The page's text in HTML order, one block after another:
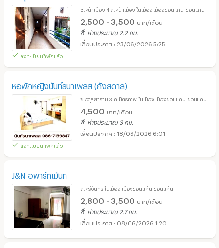
ลงทะเบียนที่พักแล้ว
ซ.หน้าเมือง 4 ถ.หน้าเมือง ในเมือง เมืองขอนแก่น ขอนแก่น
2,500 - 3,500 บาท/เดือน
ห่างประมาณ 2.2 กม.
23/06/2026 5:25
หอพักหญิงนันท์ธนาเพลส (กังสดาล)
ลงทะเบียนที่พักแล้ว
ซ.อดุลยาราม 3 ถ.มิตรภาพ ในเมือง เมืองขอนแก่น ขอนแก่น
4,500 บาท/เดือน
ห่างประมาณ 3 กม.
18/06/2026 6:01
J&N อพาร์ทเม้นท
ถ.ศรีจันทร์ ในเมือง เมืองขอนแก่น ขอนแก่น
2,800 - 3,500 บาท/เดือน
ห่างประมาณ 2.7 กม.
08/06/2026 1:20